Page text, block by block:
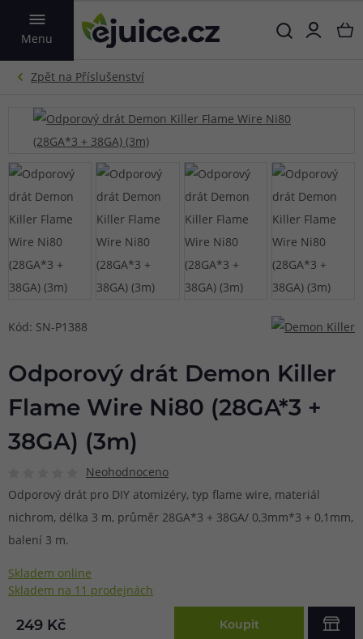
Menu
VYHLEDAT
Kód: SN-P1388
Odporový drát Demon Killer
Flame Wire Ni80 (28GA*3 +
38GA) (3m)
Neohodnoceno
Odporový drát pro DIY atomizéry, typ flame wire, materiál
nichrom, délka 3 m, průměr 28GA*3 + 38GA/ 0,3mm*3 + 0,1mm,
balení 3 m.
Skladem online
Skladem na 11 prodejnách
249 Kč Koupit